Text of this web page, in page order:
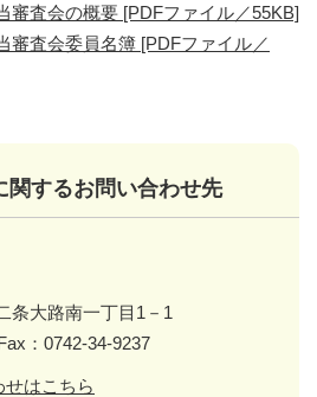
審査会の概要 [PDFファイル／55KB]
審査会委員名簿 [PDFファイル／
関するお問い合わせ先
条大路南一丁目1－1
：0742-34-9237
せはこちら